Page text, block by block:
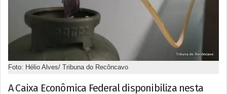
Foto: Hélio Alves/ Tribuna do Recôncavo
A Caixa Econômica Federal disponibiliza nesta